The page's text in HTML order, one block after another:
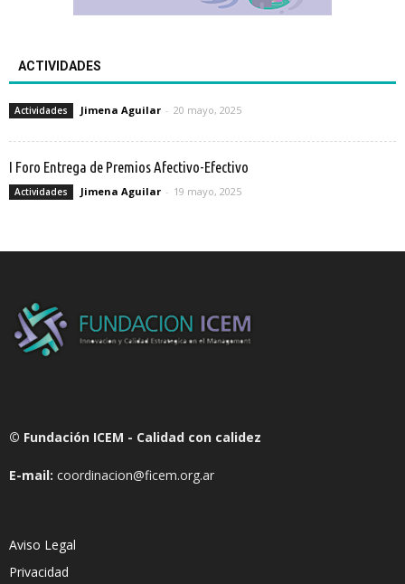
ACTIVIDADES
Actividades Jimena Aguilar - 20 mayo, 2025
I Foro Entrega de Premios Afectivo-Efectivo
Actividades Jimena Aguilar - 19 mayo, 2025
© Fundación ICEM - Calidad con calidez
E-mail: coordinacion@ficem.org.ar
Aviso Legal
Privacidad